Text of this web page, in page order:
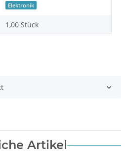
Elektronik
1,00 Stück
Artikel